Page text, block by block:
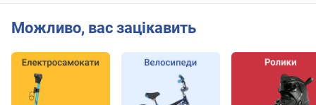
Можливо, вас зацікавить